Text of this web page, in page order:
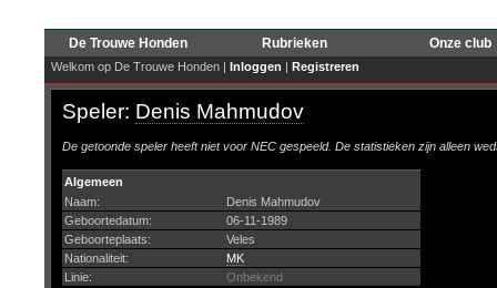
De Trouwe Honden Rubrieken Onze club
Welkom op De Trouwe Honden | Inloggen | Registreren
Speler: Denis Mahmudov
De getoonde speler heeft niet voor NEC gespeeld. De statistieken zijn alleen
Algemeen
Naam:
Denis Mahmudov
Geboortedatum:
06-11-1989
Geboorteplaats:
Veles
Nationaliteit:
MK
Linie:
Onbekend